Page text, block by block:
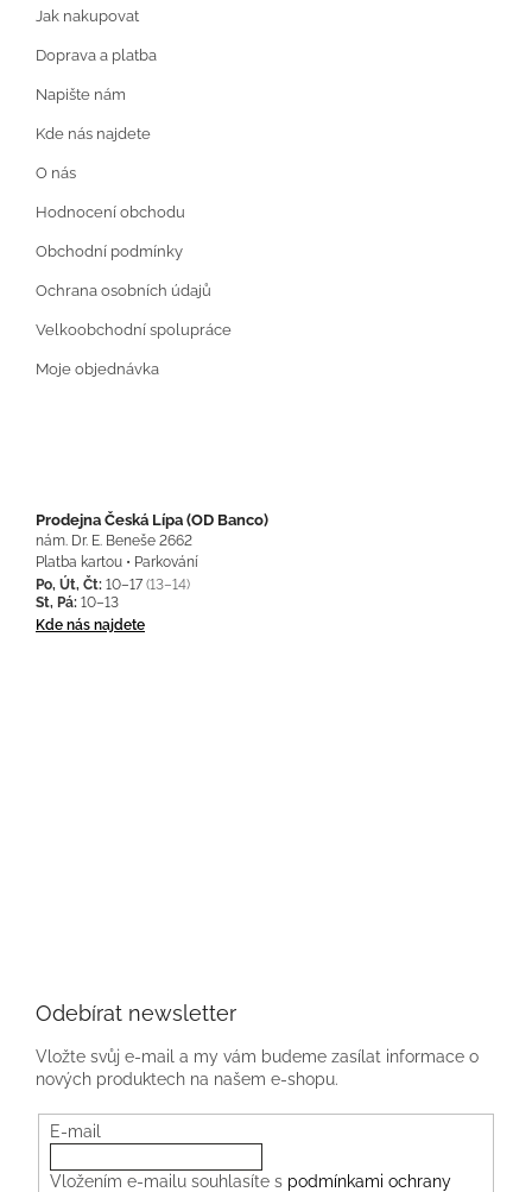
Jak nakupovat
Doprava a platba
Napište nám
Kde nás najdete
O nás
Hodnocení obchodu
Obchodní podmínky
Ochrana osobních údajů
Velkoobchodní spolupráce
Moje objednávka
Prodejna Česká Lípa (OD Banco)
nám. Dr. E. Beneše 2662
Platba kartou • Parkování
Po, Út, Čt: 10–17 (13–14)
St, Pá: 10–13
Kde nás najdete
Odebírat newsletter
Vložte svůj e-mail a my vám budeme zasílat informace o
nových produktech na našem e-shopu.
E-mail
Vložením e-mailu souhlasíte s podmínkami ochrany